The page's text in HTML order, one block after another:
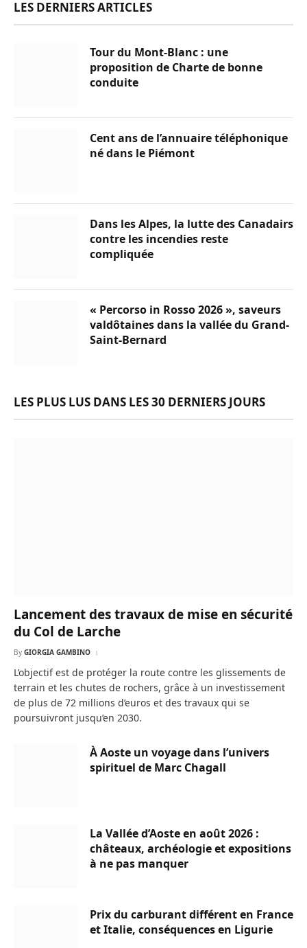
LES DERNIERS ARTICLES
Tour du Mont-Blanc : une
proposition de Charte de bonne
conduite
Cent ans de l’annuaire téléphonique
né dans le Piémont
Dans les Alpes, la lutte des Canadairs
contre les incendies reste
compliquée
« Percorso in Rosso 2026 », saveurs
valdôtaines dans la vallée du Grand-
Saint-Bernard
LES PLUS LUS DANS LES 30 DERNIERS JOURS
Lancement des travaux de mise en sécurité
du Col de Larche
By GIORGIA GAMBINO
L’objectif est de protéger la route contre les glissements de
terrain et les chutes de rochers, grâce à un investissement
de plus de 72 millions d’euros et des travaux qui se
poursuivront jusqu’en 2030.
À Aoste un voyage dans l’univers
spirituel de Marc Chagall
La Vallée d’Aoste en août 2026 :
châteaux, archéologie et expositions
à ne pas manquer
Prix du carburant différent en France
et Italie, conséquences en Ligurie